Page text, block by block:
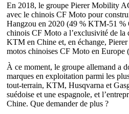
En 2018, le groupe Pierer Mobility
avec le chinois CF Moto pour
Hangzou en 2020 (49 % KTM-51 %
chinois CF Moto a l’exclusivité de la
KTM en Chine et, en échange,
motos chinoises CF Moto en Europe
À ce moment, le groupe allemand a
marques en exploitation parmi les
tout-terrain, KTM, Husqvarna et
suédoise et une espagnole, et
Chine. Que demander de plus ?